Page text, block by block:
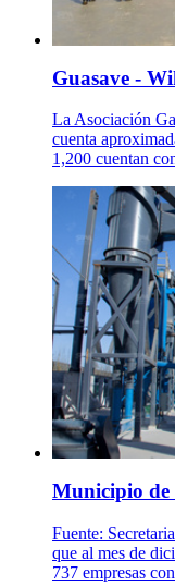
Guasave -
La Asociación
cuenta
1,200 cuentan
Municipio de
Fuente:
que al mes de
737 empresas